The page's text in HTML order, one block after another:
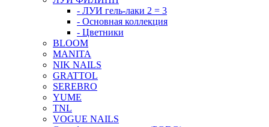
- ЛУИ гель-лаки 2 = 3
- Основная коллекция
- Цветники
BLOOM
MANITA
NIK NAILS
GRATTOL
SEREBRO
YUME
TNL
VOGUE NAILS